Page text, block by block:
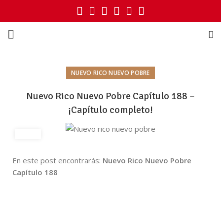
NUEVO RICO NUEVO POBRE
Nuevo Rico Nuevo Pobre Capítulo 188 –
¡Capítulo completo!
En este post encontrarás: Nuevo Rico Nuevo Pobre
Capítulo 188